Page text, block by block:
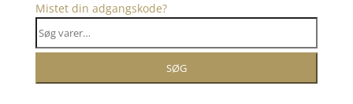
Mistet din adgangskode?
efter:
SØG